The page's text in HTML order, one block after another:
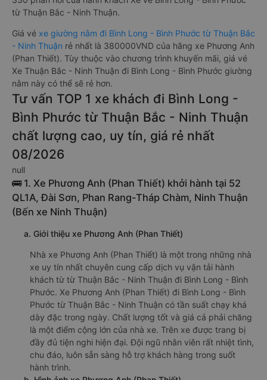
từ Thuận Bắc - Ninh Thuận.
Giá vé xe giường nằm đi Bình Long - Bình Phước từ Thuận Bắc
- Ninh Thuận rẻ nhất là 380000VND của hãng xe Phương Anh
(Phan Thiết). Tùy thuộc vào chương trình khuyến mãi, giá vé
Xe Thuận Bắc - Ninh Thuận đi Bình Long - Bình Phước giường
nằm này có thể sẽ rẻ hơn.
Tư vấn TOP 1 xe khách đi Bình Long -
Bình Phước từ Thuận Bắc - Ninh Thuận
chất lượng cao, uy tín, giá rẻ nhất
08/2026
null
🚌 1. Xe Phương Anh (Phan Thiết) khởi hành tại 52
QL1A, Đài Sơn, Phan Rang-Tháp Chàm, Ninh Thuận
(Bến xe Ninh Thuận)
a. Giới thiệu xe Phương Anh (Phan Thiết)
Nhà xe Phương Anh (Phan Thiết) là một trong những nhà
xe uy tín nhất chuyên cung cấp dịch vụ vận tải hành
khách từ từ Thuận Bắc - Ninh Thuận đi Bình Long - Bình
Phước. Xe Phương Anh (Phan Thiết) đi Bình Long - Bình
Phước từ Thuận Bắc - Ninh Thuận có tần suất chạy khá
dày đặc trong ngày. Chất lượng tốt và giá cả phải chăng
là một điểm cộng lớn của nhà xe. Trên xe được trang bị
đầy đủ tiện nghi hiện đại. Đội ngũ nhân viên rất nhiệt tình,
chu đáo, luôn sẵn sàng hỗ trợ khách hàng trong suốt
hành trình.